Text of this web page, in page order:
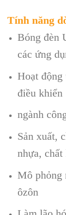
Tính năng
Bóng đèn
các ứng
Hoạt động
điều khiển
ngành
Sản xuất,
nhựa,
Mô phỏng
ôzôn